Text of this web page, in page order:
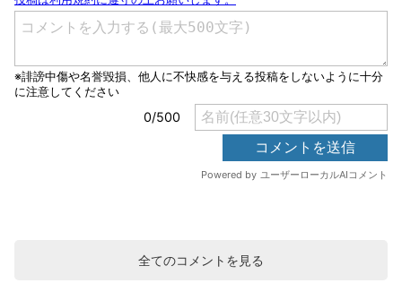
全てのコメントを見る